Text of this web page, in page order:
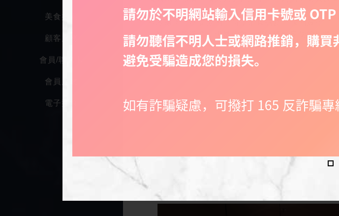
美食探索
顧客服務
會員/聯名卡
會員服務
電子型錄
對冷藏肉品不妥協的堅持，是真誠及品味的嚴守。
這是中山的講究，也是你每天都能隨性享受的日常。